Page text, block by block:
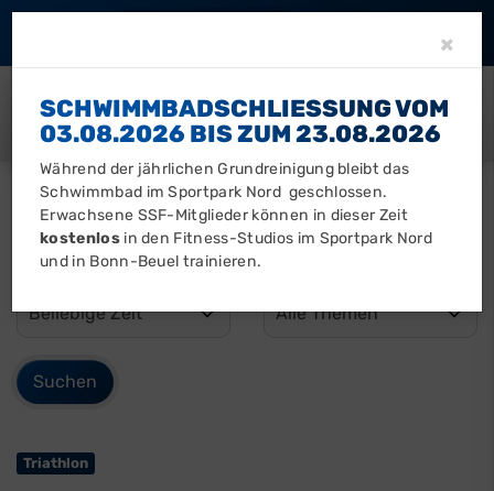
Triathlon
×
SCHWIMMBADSCHLIESSUNG VOM 0
3.08.2026 BIS ZUM 23.08.2026
Während der jährlichen Grundreinigung bleibt das
Schwimmbad im Sportpark Nord geschlossen.
Erwachsene SSF-Mitglieder können in dieser Zeit
kostenlosin den Fitness-Studios im Sportpark Nord
und in Bonn-Beuel trainieren.